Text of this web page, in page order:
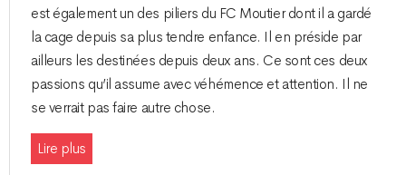
est également un des piliers du FC Moutier dont il a gardé
la cage depuis sa plus tendre enfance. Il en préside par
ailleurs les destinées depuis deux ans. Ce sont ces deux
passions qu’il assume avec véhémence et attention. Il ne
se verrait pas faire autre chose.
Lire plus